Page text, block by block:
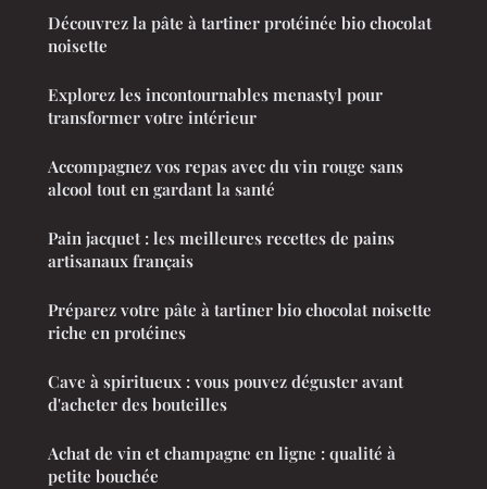
Découvrez la pâte à tartiner protéinée bio chocolat
noisette
Explorez les incontournables menastyl pour
transformer votre intérieur
Accompagnez vos repas avec du vin rouge sans
alcool tout en gardant la santé
Pain jacquet : les meilleures recettes de pains
artisanaux français
Préparez votre pâte à tartiner bio chocolat noisette
riche en protéines
Cave à spiritueux : vous pouvez déguster avant
d'acheter des bouteilles
Achat de vin et champagne en ligne : qualité à
petite bouchée